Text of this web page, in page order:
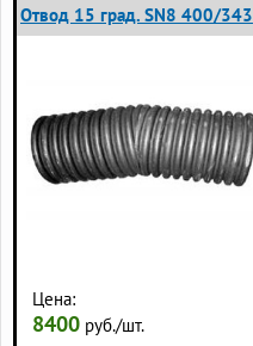
Отвод 15 град. SN8 400/343
Цена:
8400 руб./шт.